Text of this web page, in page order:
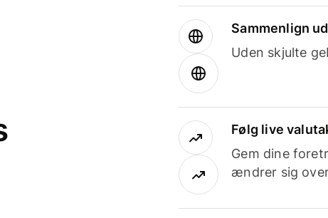
Sammenlign
Uden skjulte
Følg live
Gem dine
ændrer sig